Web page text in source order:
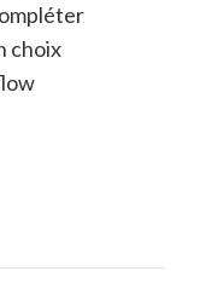
choix